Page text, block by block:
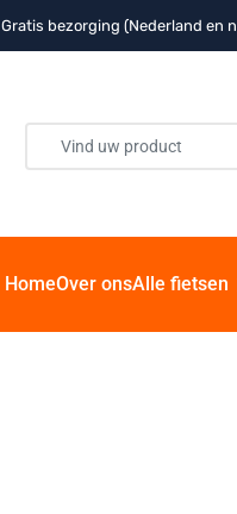
Gratis bezorging (Nederland en
HomeOver onsAlle fietsen